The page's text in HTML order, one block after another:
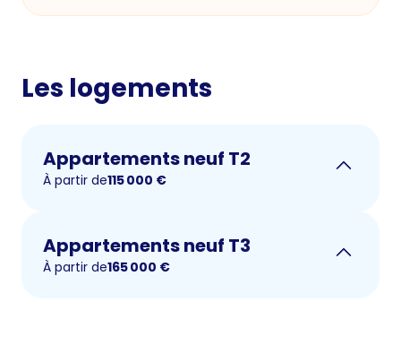
Les logements
Appartements neuf T2
À partir de115 000 €
Appartements neuf T3
À partir de165 000 €